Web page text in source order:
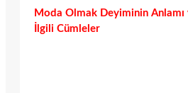
Moda Olmak Deyiminin
İlgili Cümleler